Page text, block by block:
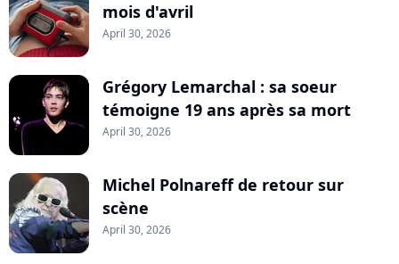
mois d'avril
April 30, 2026
Grégory Lemarchal : sa soeur
témoigne 19 ans après sa mort
April 30, 2026
Michel Polnareff de retour sur
scène
April 30, 2026